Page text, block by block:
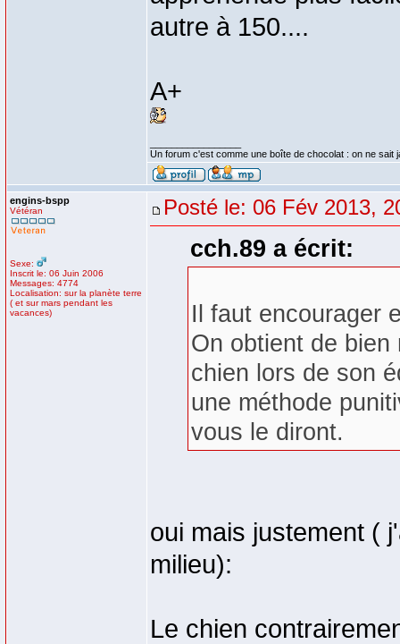
autre à 150....
A+
Un forum c'est comme une boîte de chocolat : on ne sait
engins-bspp
Vétéran
Sexe:
Inscrit le: 06 Juin 2006
Messages: 4774
Localisation: sur la planète terre
( et sur mars pendant les
vacances)
Posté le: 06 Fév 2013,
cch.89 a écrit:
Il faut encourager
On obtient de bien
chien lors de son
une méthode
vous le diront.
oui mais justement (
milieu):
Le chien